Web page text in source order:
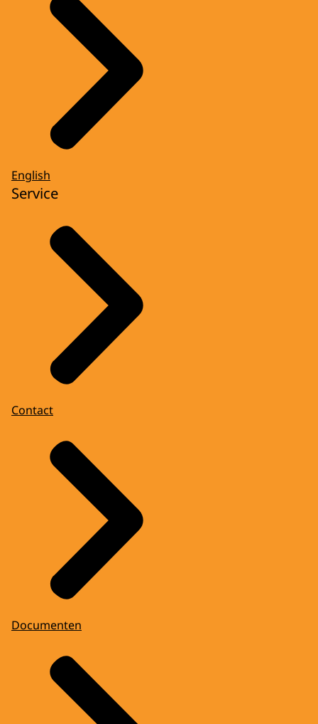
English
Service
Contact
Documenten